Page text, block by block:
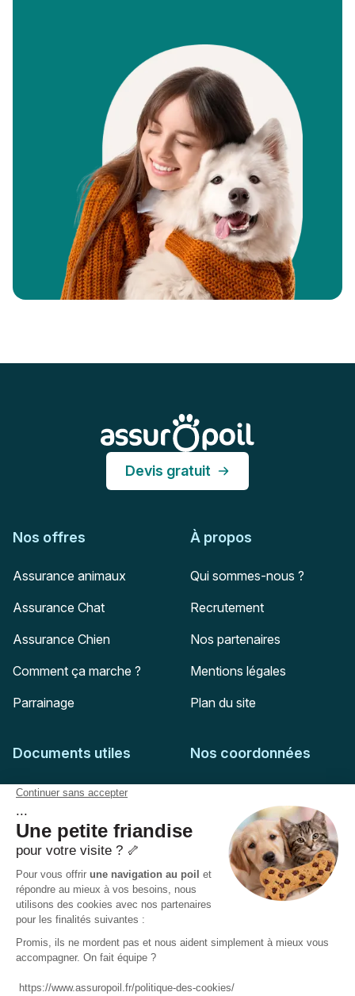
Devis gratuit
Nos offres
Assurance animaux
Assurance Chat
Assurance Chien
Comment ça marche ?
Parrainage
À propos
Qui sommes-nous ?
Recrutement
Nos partenaires
Mentions légales
Plan du site
Documents utiles
Feuille de soins
Conditions générales
Politique de confidentialité
Politique des Cookies
Accessibilité :
Partiellement conforme
Nos coordonnées
51-55 rue Hoche
94767
Ivry-sur-Seine
Pas encore client ?
Mail :
adhesion@assuropoil.com
Tel :
01 77 94 89 02